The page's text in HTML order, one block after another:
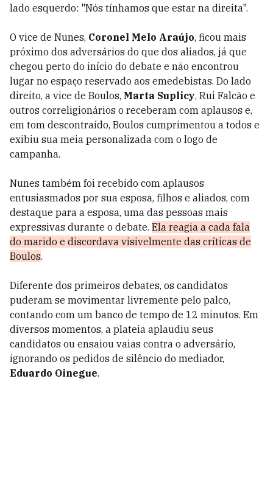
lado esquerdo: "Nós tínhamos que estar na direita".
O vice de Nunes, Coronel Melo Araújo, ficou mais
próximo dos adversários do que dos aliados, já que
chegou perto do início do debate e não encontrou
lugar no espaço reservado aos emedebistas. Do lado
direito, a vice de Boulos, Marta Suplicy, Rui Falcão e
outros correligionários o receberam com aplausos e,
em tom descontraído, Boulos cumprimentou a todos e
exibiu sua meia personalizada com o logo de
campanha.
Nunes também foi recebido com aplausos
entusiasmados por sua esposa, filhos e aliados, com
destaque para a esposa, uma das pessoas mais
expressivas durante o debate. Ela reagia a cada fala
do marido e discordava visivelmente das críticas de
Boulos.
Diferente dos primeiros debates, os candidatos
puderam se movimentar livremente pelo palco,
contando com um banco de tempo de 12 minutos. Em
diversos momentos, a plateia aplaudiu seus
candidatos ou ensaiou vaias contra o adversário,
ignorando os pedidos de silêncio do mediador,
Eduardo Oinegue.